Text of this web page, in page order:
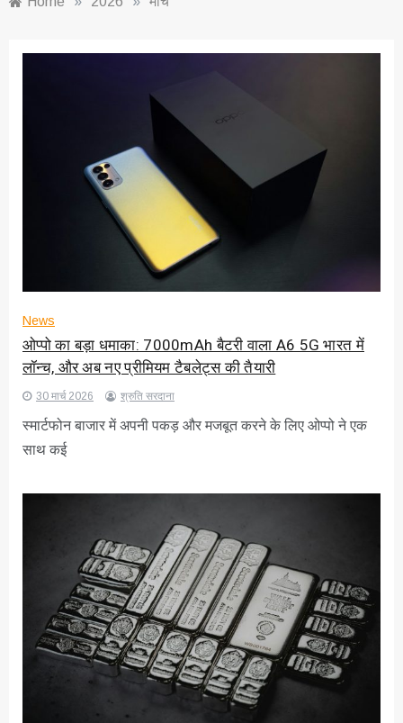
News
ओप्पो का बड़ा धमाका: 7000mAh बैटरी वाला A6 5G भारत में
लॉन्च, और अब नए प्रीमियम टैबलेट्स की तैयारी
30 मार्च 2026 श्रुति सरदाना
स्मार्टफोन बाजार में अपनी पकड़ और मजबूत करने के लिए ओप्पो ने एक
साथ कई